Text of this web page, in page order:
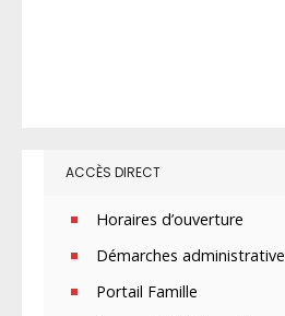
ACCÈS DIRECT
Horaires d’ouverture
Démarches
Portail Famille